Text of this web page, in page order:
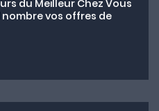
du Meilleur Chez Vous
vos offres de